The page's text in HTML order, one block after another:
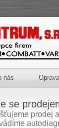
nás
se
prodej